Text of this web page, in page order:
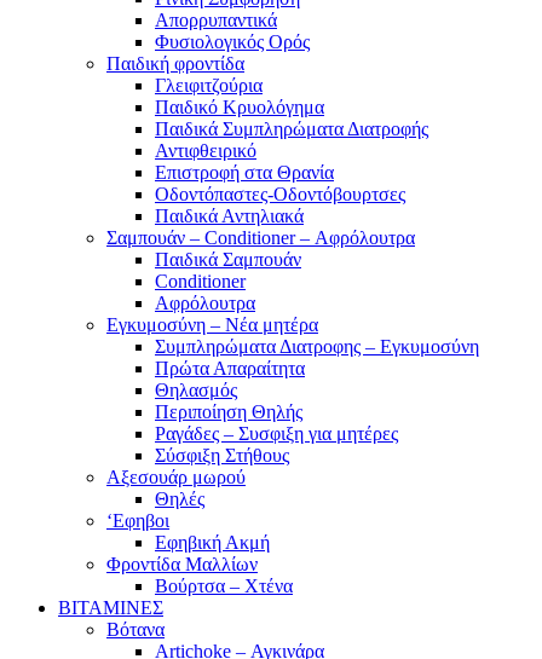
Απορρυπαντικά
Φυσιολογικός Ορός
Παιδική φροντίδα
Γλειφιτζούρια
Παιδικό Κρυολόγημα
Παιδικά Συμπληρώματα Διατροφής
Αντιφθειρικό
Επιστροφή στα Θρανία
Οδοντόπαστες-Οδοντόβουρτσες
Παιδικά Αντηλιακά
Σαμπουάν – Conditioner – Αφρόλουτρα
Παιδικά Σαμπουάν
Conditioner
Αφρόλουτρα
Εγκυμοσύνη – Νέα μητέρα
Συμπληρώματα Διατροφης – Εγκυμοσύνη
Πρώτα Απαραίτητα
Θηλασμός
Περιποίηση Θηλής
Ραγάδες – Συσφιξη για μητέρες
Σύσφιξη Στήθους
Αξεσουάρ μωρού
Θηλές
‘Εφηβοι
Εφηβική Ακμή
Φροντίδα Μαλλίων
Βούρτσα – Χτένα
ΒΙΤΑΜΙΝΕΣ
Βότανα
Artichoke – Αγκινάρα